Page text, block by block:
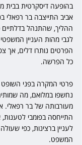
בהופעה דיסקרטית בבית
אביב התייצבה בר רפאלי
ההליך, שהתנהל בדלתיים
לגבי מהות העניין
הפרטים נותרו דלים, אך
כל הפרשה.
נחשפו במלואם, מה
מעורבותה של בר רפאלי.
התייחסה בפומבי
לעניין ברצינות, כפי
המשפט.